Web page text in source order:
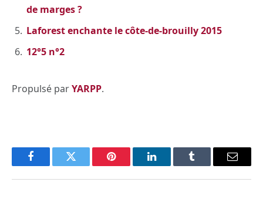
de marges ?
Laforest enchante le côte-de-brouilly 2015
12°5 n°2
Propulsé parYARPP.
FacebookTwitter Pinterest LinkedInTumblr Email